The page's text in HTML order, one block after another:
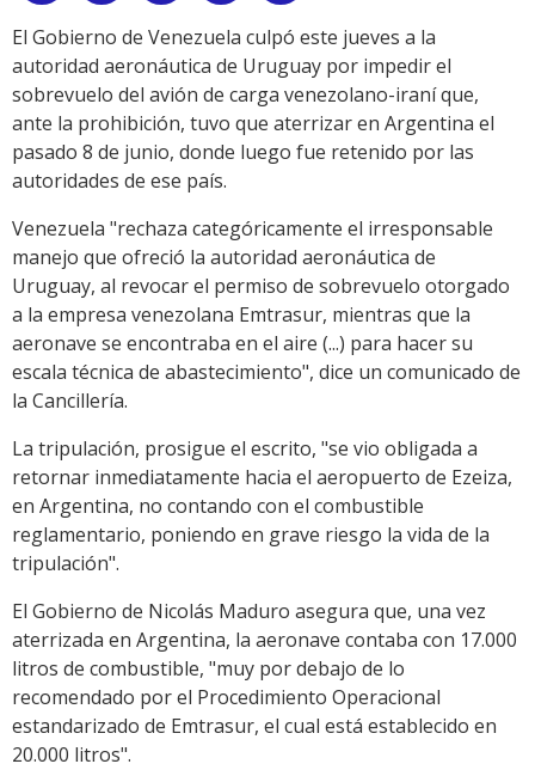
Link
El Gobierno de Venezuela culpó este jueves a la
autoridad aeronáutica de Uruguay por impedir el
sobrevuelo del avión de carga venezolano-iraní que,
ante la prohibición, tuvo que aterrizar en Argentina el
pasado 8 de junio, donde luego fue retenido por las
autoridades de ese país.
Venezuela "rechaza categóricamente el irresponsable
manejo que ofreció la autoridad aeronáutica de
Uruguay, al revocar el permiso de sobrevuelo otorgado
a la empresa venezolana Emtrasur, mientras que la
aeronave se encontraba en el aire (...) para hacer su
escala técnica de abastecimiento", dice un comunicado de
la Cancillería.
La tripulación, prosigue el escrito, "se vio obligada a
retornar inmediatamente hacia el aeropuerto de Ezeiza,
en Argentina, no contando con el combustible
reglamentario, poniendo en grave riesgo la vida de la
tripulación".
El Gobierno de Nicolás Maduro asegura que, una vez
aterrizada en Argentina, la aeronave contaba con 17.000
litros de combustible, "muy por debajo de lo
recomendado por el Procedimiento Operacional
estandarizado de Emtrasur, el cual está establecido en
20.000 litros".